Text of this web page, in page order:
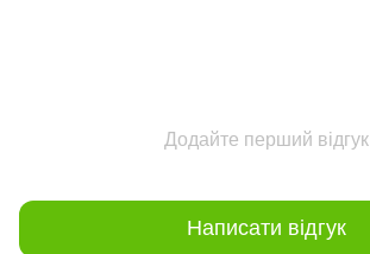
Додайте перший відгук
Написати відгук